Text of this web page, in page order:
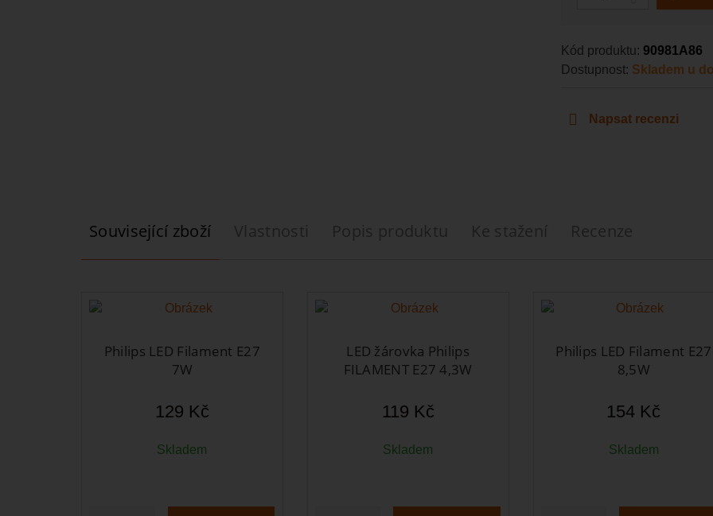
Kód produktu: 90981A86
Dostupnost: Skladem u
Napsat recenzi
Související zboží Vlastnosti Popis produktu Ke stažení Recenze
Philips LED Filament E27
7W
129 Kč
Skladem
LED žárovka Philips
FILAMENT E27 4,3W
119 Kč
Skladem
Philips LED Filament E27
8,5W
154 Kč
Skladem